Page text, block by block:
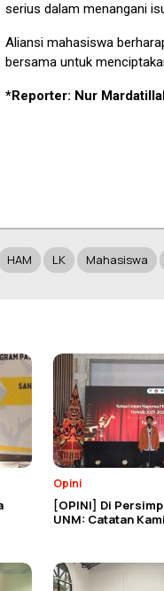
serius dalam menangani
Aliansi mahasiswa
bersama untuk
*Reporter: Nur
HAM LK Mahasiswa
Opini
[OPINI] Di
UNM: Catatan